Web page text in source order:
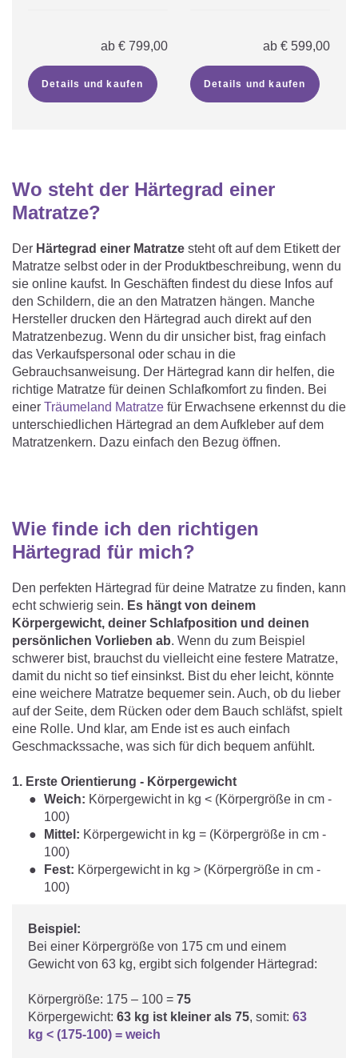
ab € 799,00
Details und kaufen
ab € 599,00
Details und kaufen
Wo steht der Härtegrad einer
Matratze?
Der Härtegrad einer Matratze steht oft auf dem Etikett der
Matratze selbst oder in der Produktbeschreibung, wenn du
sie online kaufst. In Geschäften findest du diese Infos auf
den Schildern, die an den Matratzen hängen. Manche
Hersteller drucken den Härtegrad auch direkt auf den
Matratzenbezug. Wenn du dir unsicher bist, frag einfach
das Verkaufspersonal oder schau in die
Gebrauchsanweisung. Der Härtegrad kann dir helfen, die
richtige Matratze für deinen Schlafkomfort zu finden. Bei
einer Träumeland Matratze für Erwachsene erkennst du die
unterschiedlichen Härtegrad an dem Aufkleber auf dem
Matratzenkern. Dazu einfach den Bezug öffnen.
Wie finde ich den richtigen
Härtegrad für mich?
Den perfekten Härtegrad für deine Matratze zu finden, kann
echt schwierig sein. Es hängt von deinem
Körpergewicht, deiner Schlafposition und deinen
persönlichen Vorlieben ab. Wenn du zum Beispiel
schwerer bist, brauchst du vielleicht eine festere Matratze,
damit du nicht so tief einsinkst. Bist du eher leicht, könnte
eine weichere Matratze bequemer sein. Auch, ob du lieber
auf der Seite, dem Rücken oder dem Bauch schläfst, spielt
eine Rolle. Und klar, am Ende ist es auch einfach
Geschmackssache, was sich für dich bequem anfühlt.
1. Erste Orientierung - Körpergewicht
Weich: Körpergewicht in kg < (Körpergröße in cm -
100)
Mittel: Körpergewicht in kg = (Körpergröße in cm -
100)
Fest: Körpergewicht in kg > (Körpergröße in cm -
100)
Beispiel:
Bei einer Körpergröße von 175 cm und einem
Gewicht von 63 kg, ergibt sich folgender Härtegrad:
Körpergröße: 175 – 100 = 75
Körpergewicht: 63 kg ist kleiner als 75, somit: 63
kg < (175-100) = weich